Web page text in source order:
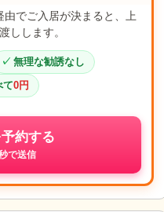
由でご入居が決まると、上
しします。
無理な勧誘なし
て0円
約する
で送信